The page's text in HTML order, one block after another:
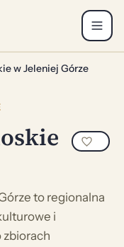
w Jeleniej Górze
to regionalna
i
zbiorach